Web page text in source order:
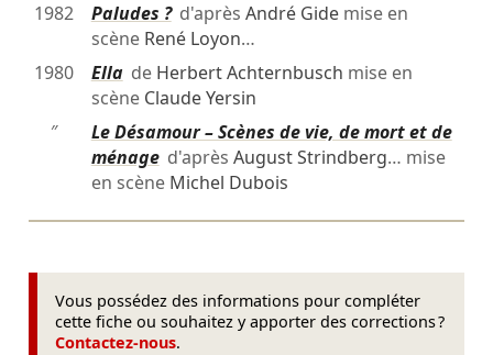
1982
Paludes ?d'après André Gidemise en
scène René Loyon…
1980
Ellade Herbert Achternbusch mise en
scène Claude Yersin
″
Le Désamour – Scènes de vie, de mort et de
ménaged'après August Strindberg… mise
en scène Michel Dubois
Vous possédez des informations pour compléter
cette fiche ou souhaitez y apporter des corrections ?
Contactez-nous.